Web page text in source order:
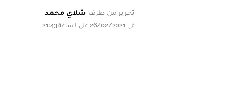
تحرير من طرف شلاي محمد
في 26/02/2021 على الساعة 21:43